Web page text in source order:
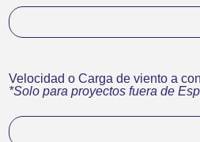
Velocidad o Carga de viento a
*Solo para proyectos fuera de